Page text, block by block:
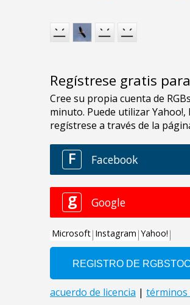
Regístrese gratis